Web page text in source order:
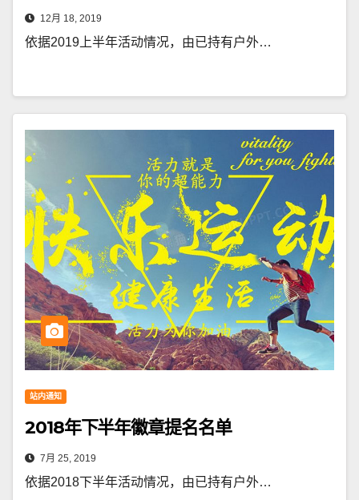
12月 18, 2019
依据2019上半年活动情况，由已持有户外…
站内通知
2018年下半年徽章提名名单
7月 25, 2019
依据2018下半年活动情况，由已持有户外…